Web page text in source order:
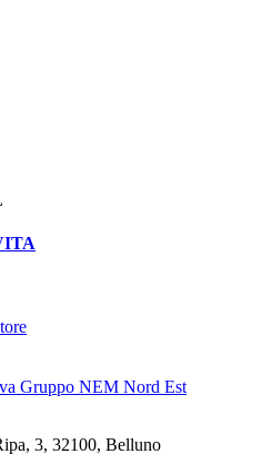
Gruppo NEM Nord Est
3, 32100, Belluno